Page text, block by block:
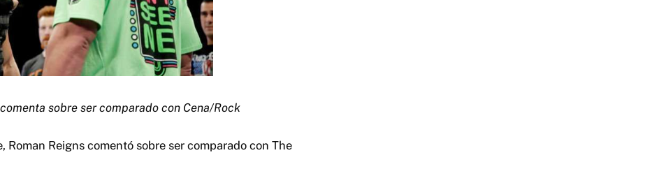
sobre ser comparado con Cena/Rock
Reigns comentó sobre ser comparado con The